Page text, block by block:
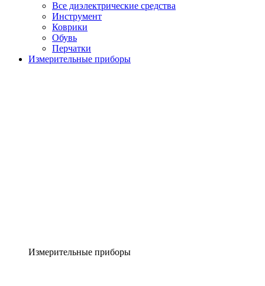
Все диэлектрические средства
Инструмент
Коврики
Обувь
Перчатки
Измерительные приборы
Измерительные приборы